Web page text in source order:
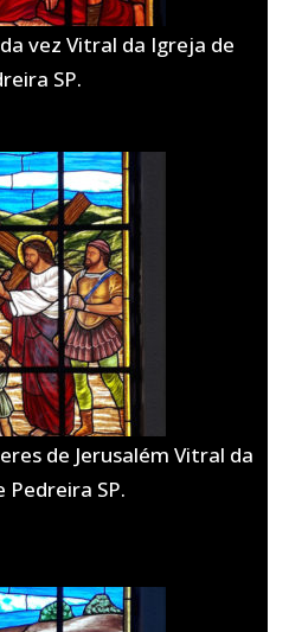
vez Vitral da Igreja de
SP.
de Jerusalém Vitral da
Pedreira SP.